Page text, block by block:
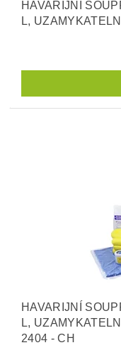
HAVARIJNÍ
L,
HAVARIJNÍ
L,
2404 - CH